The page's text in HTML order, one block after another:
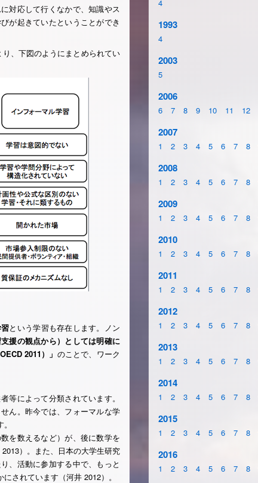
対応して行くなかで、知識やス
が起きていたということができ
、下図のようにまとめられてい
という学習も存在します。ノン
援の観点から）としては明確に
2011）」 のことで、ワーク
等によって分類されています。
ん。昨今では、フォーマルな学
を数えるなど）が、後に数学を
）。また、日本の大学生研究
、活動に参加する中で、もっと
されています（河井 2012）。
4
1993
4
2003
5
2006
6 7 8 9 10 11 12
2007
1 2 3 4 5 6 7 8
2008
1 2 3 4 5 6 7 8
2009
1 2 3 4 5 6 7 8
2010
1 2 3 4 5 6 7 8
2011
1 2 3 4 5 6 7 8
2012
1 2 3 4 5 6 7 8
2013
1 2 3 4 5 6 7 8
2014
1 2 3 4 5 6 7 8
2015
1 2 3 4 5 6 7 8
2016
1 2 3 4 5 6 7 8